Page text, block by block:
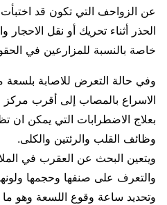
عن الزواحف التي تكون قد
الحذر أثناء تحريك أو نقل الاحجار
خاصة بالنسبة للمزارعين في
وفي حالة التعرض للاصابة
الاسراع بالمصاب إلى أقرب مركز
بعلاج الاضطرابات التي يمكن ان
وظائف القلب والرئتين والكلى.
ويتعين البحث عن العقرب في
والتعرف على صنفها وحجمها
وتحديد ساعة وقوع اللسعة وهو